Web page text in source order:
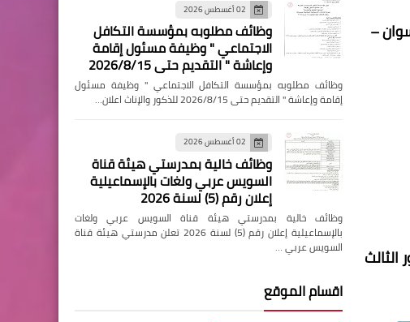
–
02 أغسطس 2026
وظائف مطلوبه بمؤسسة التكافل
الاجتماعي " وظيفة مسئول إقامة
وإعاشة " التقديم حتى 2026/8/15
وظائف مطلوبه بمؤسسة التكافل الاجتماعي " وظيفة مسئول
إقامة وإعاشة " التقديم حتى 2026/8/15 للذكور والإناث اعلان…
02 أغسطس 2026
وظائف خالية بمدرستي هيئة قناة
السويس عربي ولغات بالإسماعيلية
إعلان رقم (5) لسنة 2026
وظائف خالية بمدرستي هيئة قناة السويس عربي ولغات
بالإسماعيلية إعلان رقم (5) لسنة 2026 تعلن مدرستي هيئة قناة
السويس عربي …
اقسام الموقع